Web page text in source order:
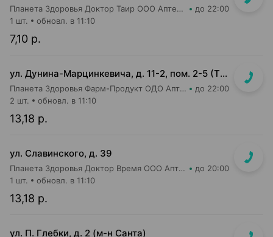
Планета Здоровья Доктор Таир ООО Аптека №2 до 22:00
7,10 р.
1 шт. обновл. в 11:10
ул. Дунина-Марцинкевича, д. 11-2, пом. 2-5 (ТЦ Раковский кирмаш)
Планета Здоровья Фарм-Продукт ОДО Аптека №24 до 22:00
13,18 р.
2 шт. обновл. в 11:10
ул. Славинского, д. 39
Планета Здоровья Доктор Время ООО Аптека №1 до 20:00
13,18 р.
1 шт. обновл. в 11:10
ул. П. Глебки, д. 2 (м-н Санта)